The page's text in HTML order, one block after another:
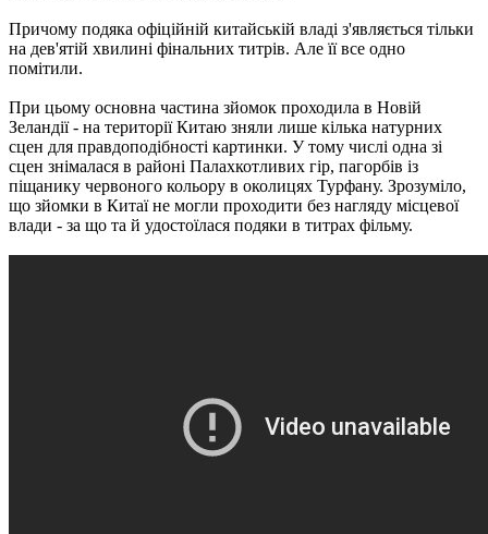
Причому подяка офіційній китайській владі з'являється тільки
на дев'ятій хвилині фінальних титрів. Але її все одно
помітили.
При цьому основна частина зйомок проходила в Новій
Зеландії - на території Китаю зняли лише кілька натурних
сцен для правдоподібності картинки. У тому числі одна зі
сцен знімалася в районі Палахкотливих гір, пагорбів із
піщанику червоного кольору в околицях Турфану. Зрозуміло,
що зйомки в Китаї не могли проходити без нагляду місцевої
влади - за що та й удостоїлася подяки в титрах фільму.